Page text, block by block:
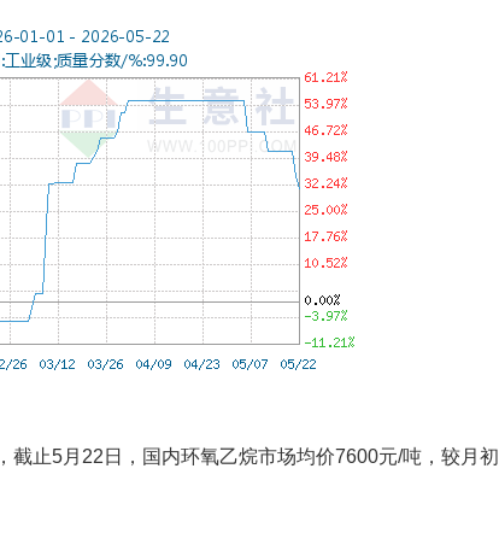
截止5月22日，国内环氧乙烷市场均价7600元/吨，较月初